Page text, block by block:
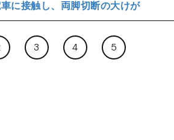
に接触し、両脚切断の大けが
3 4 5